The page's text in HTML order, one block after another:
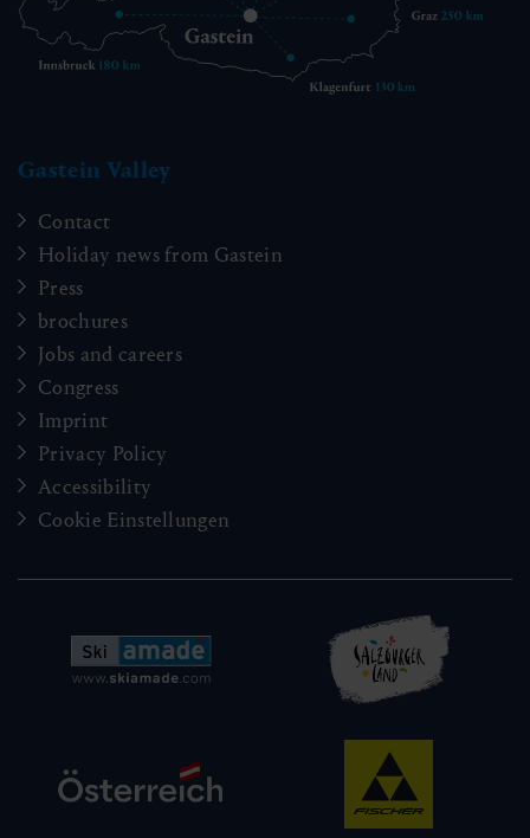
Gastein Valley
Contact
Holiday news from Gastein
Press
brochures
Jobs and careers
Congress
Imprint
Privacy Policy
Accessibility
Cookie Einstellungen